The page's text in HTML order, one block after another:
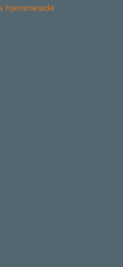
hjemmeside